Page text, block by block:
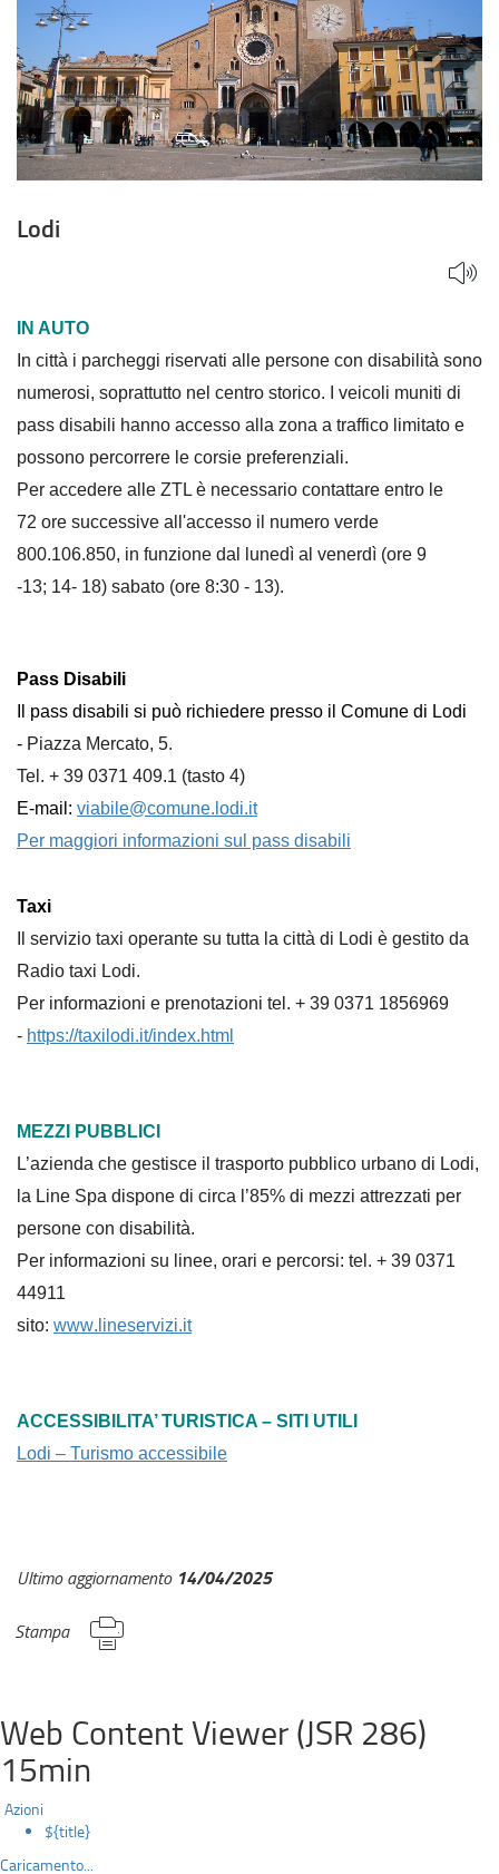
Lodi
IN AUTO
In città i parcheggi riservati alle persone con disabilità sono
numerosi, soprattutto nel centro storico. I veicoli muniti di
pass disabili hanno accesso alla zona a traffico limitato e
possono percorrere le corsie preferenziali.
Per accedere alle ZTL è necessario contattare entro le
72 ore successive all'accesso il numero verde
800.106.850, in funzione dal lunedì al venerdì (ore 9
-13; 14- 18) sabato (ore 8:30 - 13).
Pass Disabili
Il pass disabili si può richiedere presso il Comune di Lodi
- Piazza Mercato, 5.
Tel. + 39 0371 409.1 (tasto 4)
E-mail: viabile@comune.lodi.it
Per maggiori informazioni sul pass disabili
Taxi
Il servizio taxi operante su tutta la città di Lodi è gestito da
Radio taxi Lodi.
Per informazioni e prenotazioni tel. + 39 0371 1856969
- https://taxilodi.it/index.html
MEZZI PUBBLICI
L’azienda che gestisce il trasporto pubblico urbano di Lodi,
la Line Spa dispone di circa l’85% di mezzi attrezzati per
persone con disabilità.
Per informazioni su linee, orari e percorsi: tel. + 39 0371
44911
sito: www.lineservizi.it
ACCESSIBILITA’ TURISTICA – SITI UTILI
Lodi – Turismo accessibile
Ultimo aggiornamento 14/04/2025
Stampa
Web Content Viewer (JSR 286)
15min
Azioni
${title}
Caricamento...